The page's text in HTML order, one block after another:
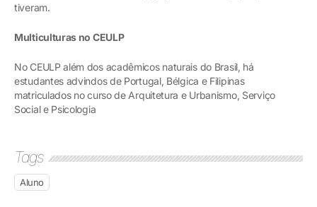
tiveram.
Multiculturas no CEULP
No CEULP além dos acadêmicos naturais do Brasil, há
estudantes advindos de Portugal, Bélgica e Filipinas
matriculados no curso de Arquitetura e Urbanismo, Serviço
Social e Psicologia
Tags
Aluno